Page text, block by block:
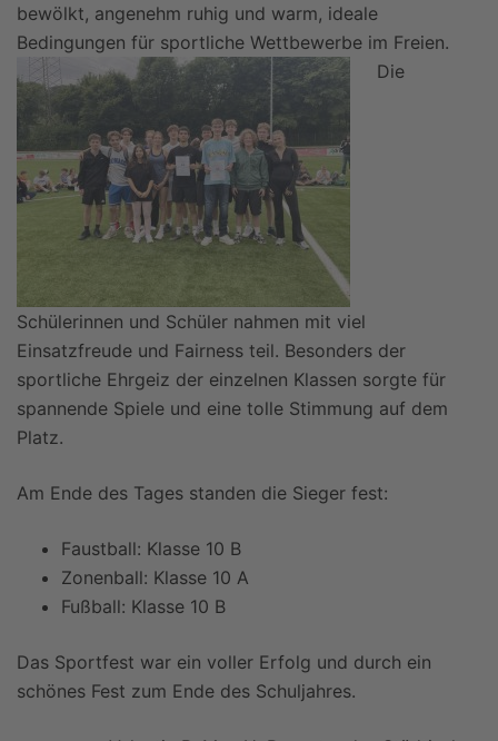
bewölkt, angenehm ruhig und warm, ideale
Bedingungen für sportliche Wettbewerbe im Freien.
Die
Schülerinnen und Schüler nahmen mit viel
Einsatzfreude und Fairness teil. Besonders der
sportliche Ehrgeiz der einzelnen Klassen sorgte für
spannende Spiele und eine tolle Stimmung auf dem
Platz.
Am Ende des Tages standen die Sieger fest:
Faustball: Klasse 10 B
Zonenball: Klasse 10 A
Fußball: Klasse 10 B
Das Sportfest war ein voller Erfolg und durch ein
schönes Fest zum Ende des Schuljahres.